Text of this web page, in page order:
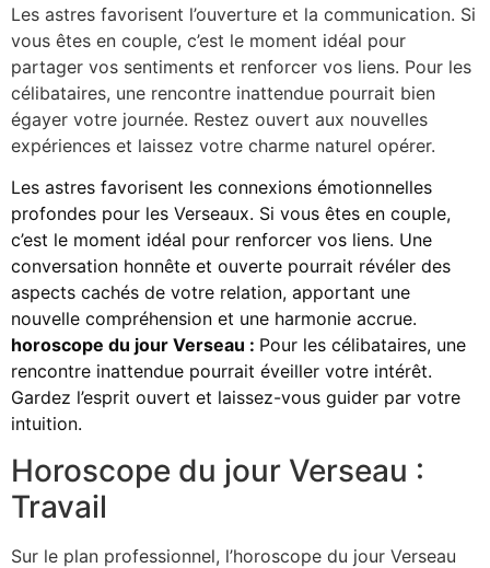
Les astres favorisent l’ouverture et la communication. Si
vous êtes en couple, c’est le moment idéal pour
partager vos sentiments et renforcer vos liens. Pour les
célibataires, une rencontre inattendue pourrait bien
égayer votre journée. Restez ouvert aux nouvelles
expériences et laissez votre charme naturel opérer.
Les astres favorisent les connexions émotionnelles
profondes pour les Verseaux. Si vous êtes en couple,
c’est le moment idéal pour renforcer vos liens. Une
conversation honnête et ouverte pourrait révéler des
aspects cachés de votre relation, apportant une
nouvelle compréhension et une harmonie accrue.
horoscope du jour Verseau : Pour les célibataires, une
rencontre inattendue pourrait éveiller votre intérêt.
Gardez l’esprit ouvert et laissez-vous guider par votre
intuition.
Horoscope du jour Verseau :
Travail
Sur le plan professionnel, l’horoscope du jour Verseau